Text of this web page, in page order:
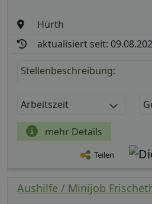
Hürth
aktualisiert seit:
Stellenbeschreibung:
Arbeitszeit
mehr Details
Teilen
Aushilfe / Minijob